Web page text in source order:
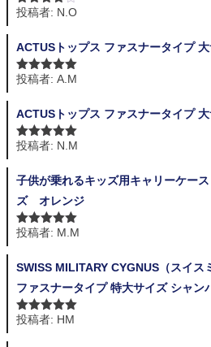
5段階中 4
投稿者: N.O
ACTUSトップス ファスナータイプ
5段階中 5の
投稿者: A.M
ACTUSトップス ファスナータイプ
5段階中 5の
投稿者: N.M
子供が乗れるキッズ用キャリーケー
ズ オレンジ
5段階中 5の
投稿者: M.M
SWISS MILITARY CYGNUS（スイス
ファスナータイプ 特大サイズ シャン
5段階中 5の
投稿者: HM